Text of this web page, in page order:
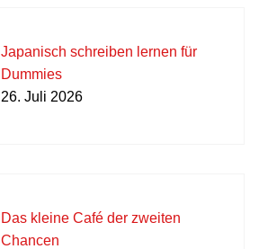
Japanisch schreiben lernen für
Dummies
26. Juli 2026
Das kleine Café der zweiten
Chancen